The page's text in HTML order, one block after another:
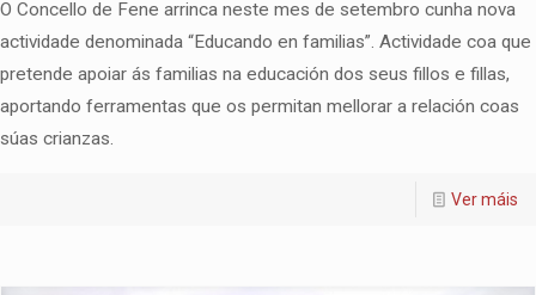
O Concello de Fene arrinca neste mes de setembro cunha nova
actividade denominada “Educando en familias”. Actividade coa que
pretende apoiar ás familias na educación dos seus fillos e fillas,
aportando ferramentas que os permitan mellorar a relación coas
súas crianzas.
Ver máis